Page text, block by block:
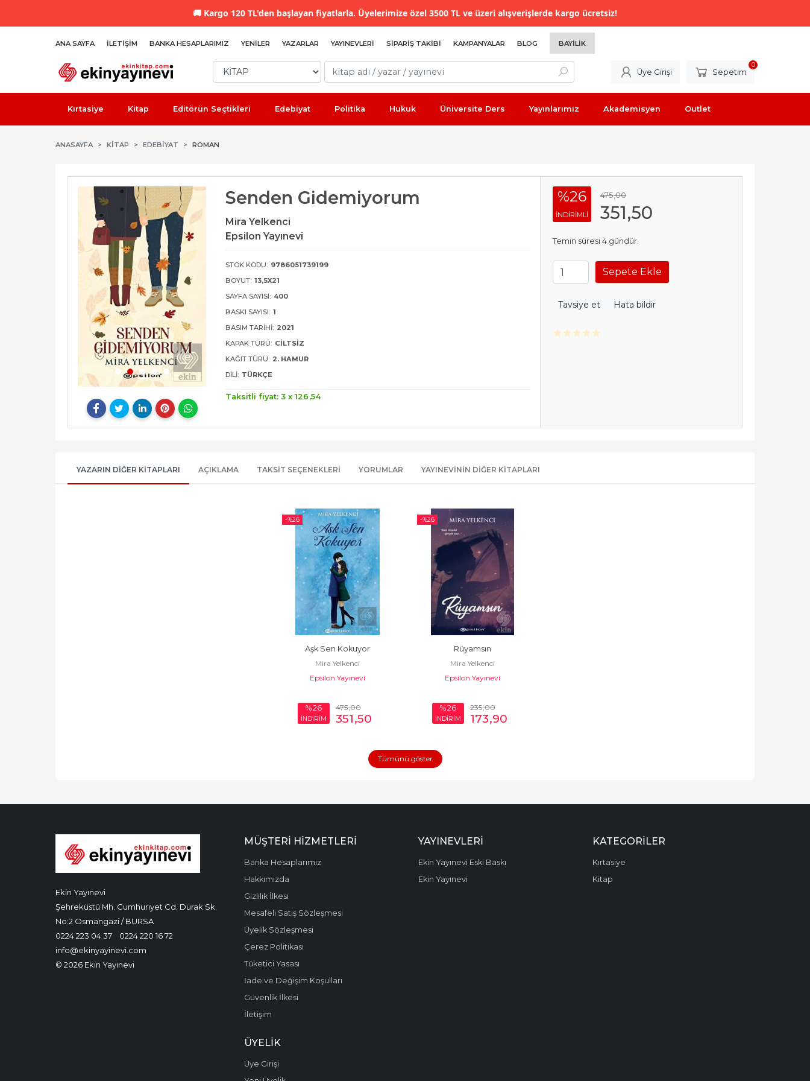
🚚 Kargo 120 TL'den başlayan fiyatlarla. Üyelerimize özel 3500 TL ve üzeri alışverişlerde kargo ücretsiz!
ANA SAYFA İLETIŞIM BANKA HESAPLARIMIZ YENILER YAZARLAR YAYINEVLERI SIPARIŞ TAKIBI KAMPANYALAR BLOG BAYILIK
Üye Girişi Sepetim
0
Kırtasiye Kitap Editörün Seçtikleri Edebiyat Politika Hukuk Üniversite Ders Yayınlarımız Akademisyen Outlet
ANASAYFA KİTAP EDEBIYAT ROMAN
Senden Gidemiyorum
Mira Yelkenci
Epsilon Yayınevi
STOK KODU: 9786051739199
BOYUT: 13,5X21
SAYFA SAYISI: 400
BASKI SAYISI: 1
BASIM TARIHI: 2021
KAPAK TÜRÜ: CILTSIZ
KAĞIT TÜRÜ: 2. HAMUR
DILI: TÜRKÇE
Taksitli fiyat: 3 x126 ,54
%26
INDIRIMLI
475,00
351,50
Temin süresi 4 gündür.
Sepete Ekle
Tavsiye et Hata bildir
YAZARIN DIĞER KITAPLARI AÇIKLAMA TAKSIT SEÇENEKLERI YORUMLAR YAYINEVININ DIĞER KITAPLARI
-%26
Aşk Sen Kokuyor
Mira Yelkenci
Epsilon Yayınevi
%26
İNDİRİM
475,00
351,50
-%26
Rüyamsın
Mira Yelkenci
Epsilon Yayınevi
%26
İNDİRİM
235,00
173,90
Tümünü göster
Ekin Yayınevi
Şehreküstü Mh. Cumhuriyet Cd. Durak Sk.
No:2 Osmangazi / BURSA
0224 223 04 37
0224 220 16 72
info@ekinyayinevi.com
© 2026 Ekin Yayınevi
MÜŞTERI HIZMETLERI
Banka Hesaplarımız
Hakkımızda
Gizlilik İlkesi
Mesafeli Satış Sözleşmesi
Üyelik Sözleşmesi
Çerez Politikası
Tüketici Yasası
İade ve Değişim Koşulları
Güvenlik İlkesi
İletişim
YAYINEVLERI
Ekin Yayınevi Eski Baskı
Ekin Yayınevi
KATEGORILER
Kırtasiye
Kitap
ÜYELIK
Üye Girişi